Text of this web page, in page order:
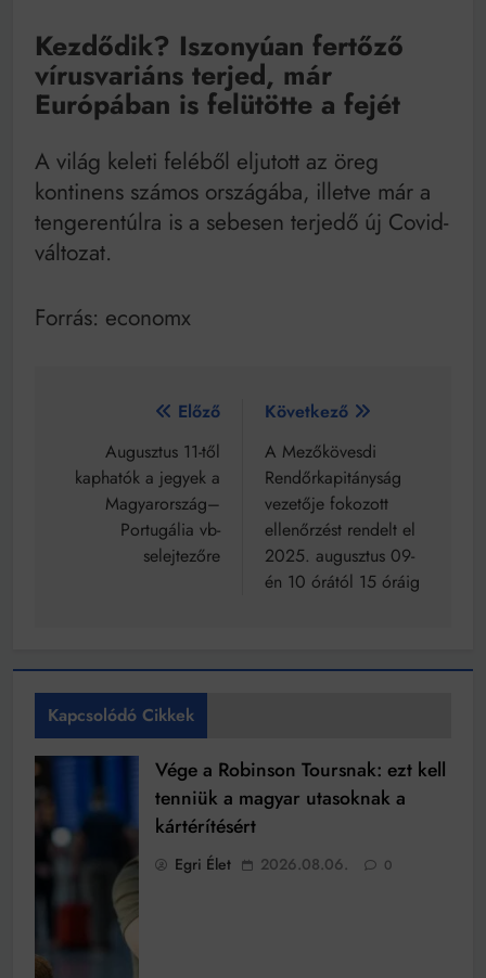
Kezdődik? Iszonyúan fertőző
vírusvariáns terjed, már
Európában is felütötte a fejét
A világ keleti feléből eljutott az öreg
kontinens számos országába, illetve már a
tengerentúlra is a sebesen terjedő új Covid-
változat.
Forrás: economx
Bejegyzés
navigáció
Előző
Augusztus 11-től
kaphatók a jegyek a
Magyarország–
Portugália vb-
selejtezőre
Következő
A Mezőkövesdi
Rendőrkapitányság
vezetője fokozott
ellenőrzést rendelt el
2025. augusztus 09-
én 10 órától 15 óráig
Kapcsolódó Cikkek
Vége a Robinson Toursnak: ezt kell
tenniük a magyar utasoknak a
kártérítésért
Egri Élet 2026.08.06. 0